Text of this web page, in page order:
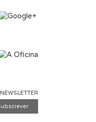
NEWSLETTER